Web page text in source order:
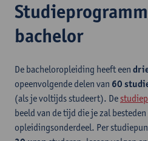
bachelor
De bacheloropleiding heeft een
opeenvolgende delen van 60
(als je voltijds studeert). De
beeld van de tijd die je zal
opleidingsonderdeel. Per